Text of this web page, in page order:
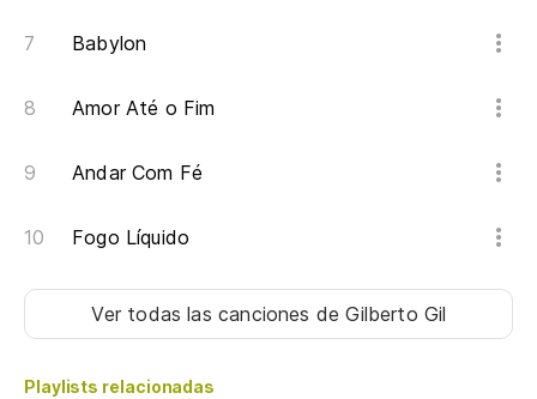
Babylon
Amor Até o Fim
Andar Com Fé
Fogo Líquido
Ver todas las canciones de Gilberto Gil
Playlists relacionadas